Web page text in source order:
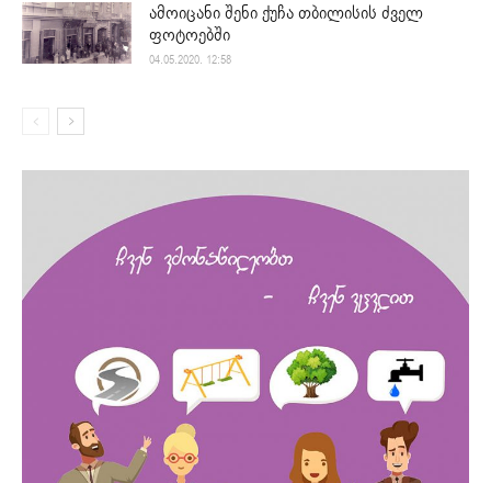
ამოიცანი შენი ქუჩა თბილისის ძველ
ფოტოებში
04.05.2020. 12:58